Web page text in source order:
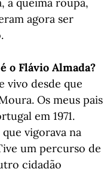
agora ser
o Flávio Almada?
vivo desde que
Os meus pais
em 1971.
vigorava na
um percurso de
cidadão